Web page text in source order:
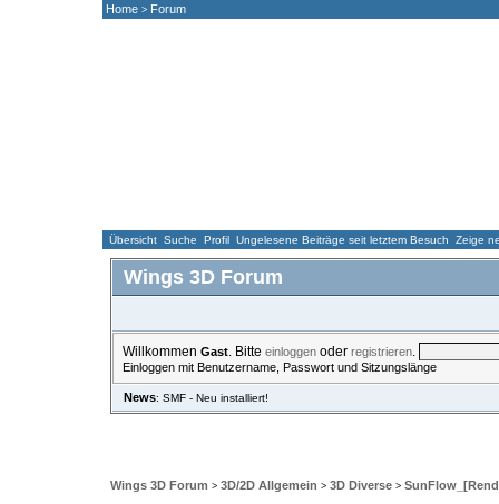
Home> Forum
Übersicht Suche Profil Ungelesene Beiträge seit letztem Besuch Zeige
Wings 3D Forum
Willkommen Gast. Bitte einloggenoder registrieren.
Einloggen mit Benutzername, Passwort und Sitzungslänge
News: SMF - Neu installiert!
Wings 3D Forum > 3D/2D Allgemein > 3D Diverse>